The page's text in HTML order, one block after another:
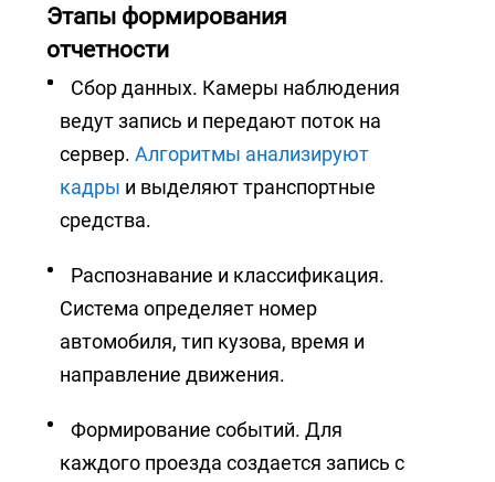
Этапы формирования
отчетности
Сбор данных. Камеры наблюдения
ведут запись и передают поток на
сервер.Алгоритмы анализируют
кадры и выделяют транспортные
средства.
Распознавание и классификация.
Система определяет номер
автомобиля, тип кузова, время и
направление движения.
Формирование событий. Для
каждого проезда создается запись с